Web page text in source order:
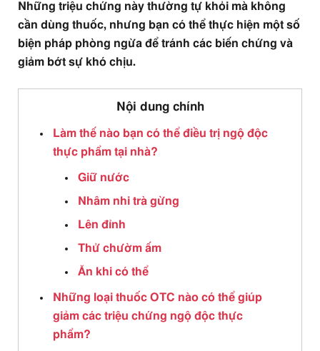
Những triệu chứng này thường tự khỏi mà không
cần dùng thuốc, nhưng bạn có thể thực hiện một số
biện pháp phòng ngừa để tránh các biến chứng và
giảm bớt sự khó chịu.
Nội dung chính
Làm thế nào bạn có thể điều trị ngộ độc
thực phẩm tại nhà?
Giữ nước
Nhâm nhi trà gừng
Lên đỉnh
Thử chườm ấm
Ăn khi có thể
Những loại thuốc OTC nào có thể giúp
giảm các triệu chứng ngộ độc thực
phẩm?